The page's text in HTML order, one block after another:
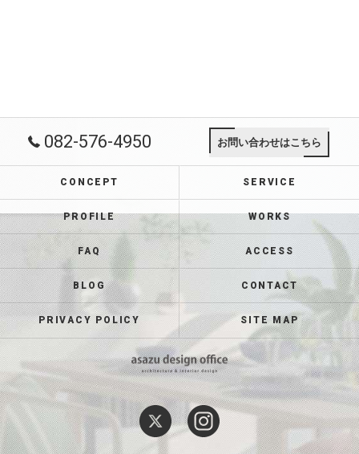
082-576-4950 お問い合わせはこちら
CONCEPT SERVICE
PROFILE WORKS
FAQ ACCESS
BLOG CONTACT
PRIVACY POLICY SITE MAP